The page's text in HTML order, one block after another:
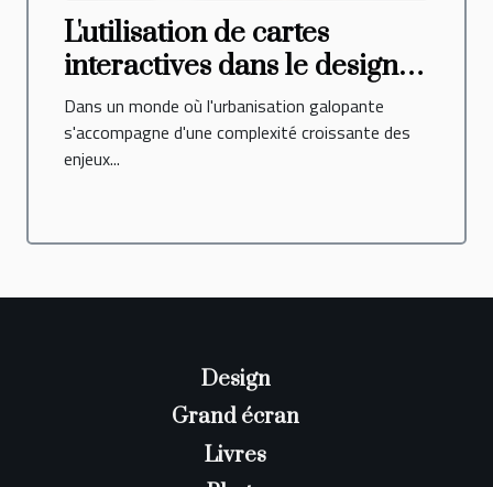
L'utilisation de cartes
interactives dans le design
urbain et l'architecture
Dans un monde où l'urbanisation galopante
s'accompagne d'une complexité croissante des
enjeux...
Design
Grand écran
Livres